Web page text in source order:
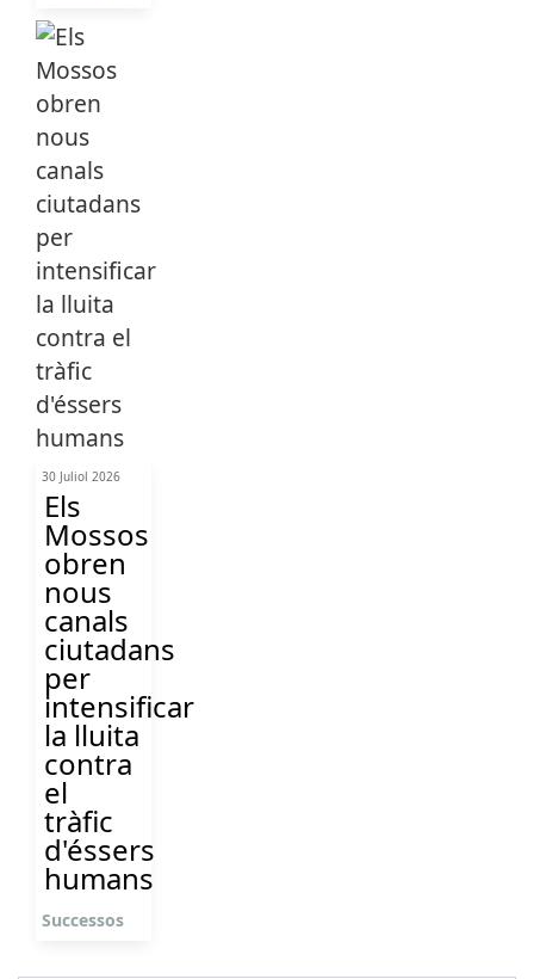
30 Juliol 2026
Els
Mossos
obren
nous
canals
ciutadans
per
intensificar
la lluita
contra
el
tràfic
d'éssers
humans
Successos